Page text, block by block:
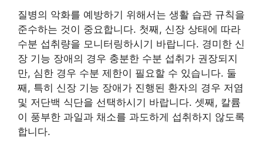
질병의 악화를 예방하기 위해서는 생활 습관 규칙을
준수하는 것이 중요합니다. 첫째, 신장 상태에 따라
수분 섭취량을 모니터링하시기 바랍니다. 경미한 신
장 기능 장애의 경우 충분한 수분 섭취가 권장되지
만, 심한 경우 수분 제한이 필요할 수 있습니다. 둘
째, 특히 신장 기능 장애가 진행된 환자의 경우 저염
및 저단백 식단을 선택하시기 바랍니다. 셋째, 칼륨
이 풍부한 과일과 채소를 과도하게 섭취하지 않도록
합니다.